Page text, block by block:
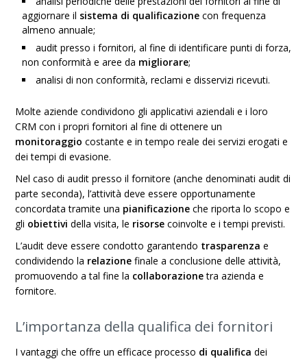
aggiornare il sistema di qualificazione con frequenza
almeno annuale;
audit presso i fornitori, al fine di identificare punti di forza,
non conformità e aree da migliorare;
analisi di non conformità, reclami e disservizi ricevuti.
Molte aziende condividono gli applicativi aziendali e i loro
CRM con i propri fornitori al fine di ottenere un
monitoraggio costante e in tempo reale dei servizi erogati e
dei tempi di evasione.
Nel caso di audit presso il fornitore (anche denominati audit di
parte seconda), l’attività deve essere opportunamente
concordata tramite una pianificazione che riporta lo scopo e
gli obiettivi della visita, le risorse coinvolte e i tempi previsti.
L’audit deve essere condotto garantendo trasparenza e
condividendo la relazione finale a conclusione delle attività,
promuovendo a tal fine la collaborazionetra azienda e
fornitore.
L’importanza della qualifica dei fornitori
I vantaggi che offre un efficace processo di qualificadei